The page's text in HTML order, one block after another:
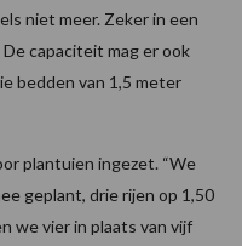
niet meer. Zeker in een
capaciteit mag er ook
bedden van 1,5 meter
plantuien ingezet. “We
geplant, drie rijen op 1,50
we vier in plaats van vijf